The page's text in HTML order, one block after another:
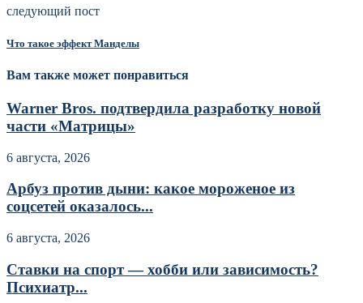
следующий пост
Что такое эффект Манделы
Вам также может понравиться
Warner Bros. подтвердила разработку новой
части «Матрицы»
6 августа, 2026
Арбуз против дыни: какое мороженое из
соцсетей оказалось...
6 августа, 2026
Ставки на спорт — хобби или зависимость?
Психиатр...